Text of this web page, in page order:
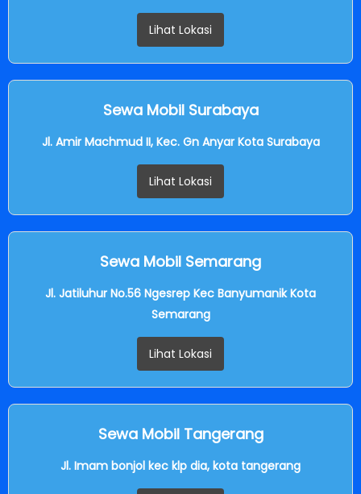
Lihat Lokasi
Sewa Mobil Surabaya
Jl. Amir Machmud II, Kec. Gn Anyar Kota Surabaya
Lihat Lokasi
Sewa Mobil Semarang
Jl. Jatiluhur No.56 Ngesrep Kec Banyumanik Kota
Semarang
Lihat Lokasi
Sewa Mobil Tangerang
Jl. Imam bonjol kec klp dia, kota tangerang